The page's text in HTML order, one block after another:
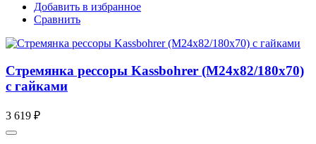
Добавить в избранное
Сравнить
Стремянка рессоры Kassbohrer (M24x82/180x70)
с гайками
3 619 ₽